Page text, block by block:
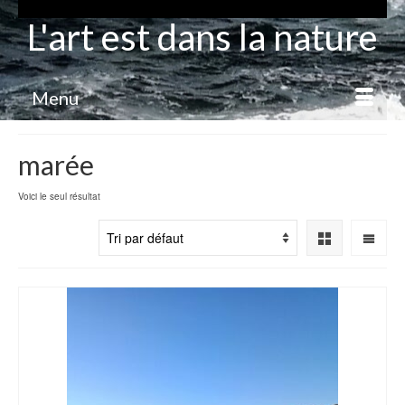
L'art est dans la nature
Menu
marée
Voici le seul résultat